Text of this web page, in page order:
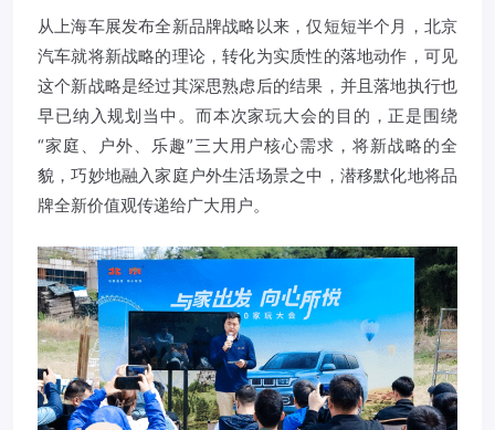
从上海车展发布全新品牌战略以来，仅短短半个月，北京
汽车就将新战略的理论，转化为实质性的落地动作，可见
这个新战略是经过其深思熟虑后的结果，并且落地执行也
早已纳入规划当中。而本次家玩大会的目的，正是围绕
“家庭、户外、乐趣”三大用户核心需求，将新战略的全
貌，巧妙地融入家庭户外生活场景之中，潜移默化地将品
牌全新价值观传递给广大用户。